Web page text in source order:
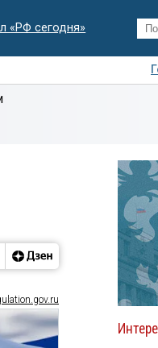
«РФ сегодня»
Деловая